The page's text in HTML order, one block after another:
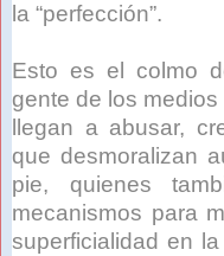
la “perfección”.
Esto es el colmo
gente de los
llegan a abusar,
que desmoralizan
pie, quienes
mecanismos para
superficialidad en